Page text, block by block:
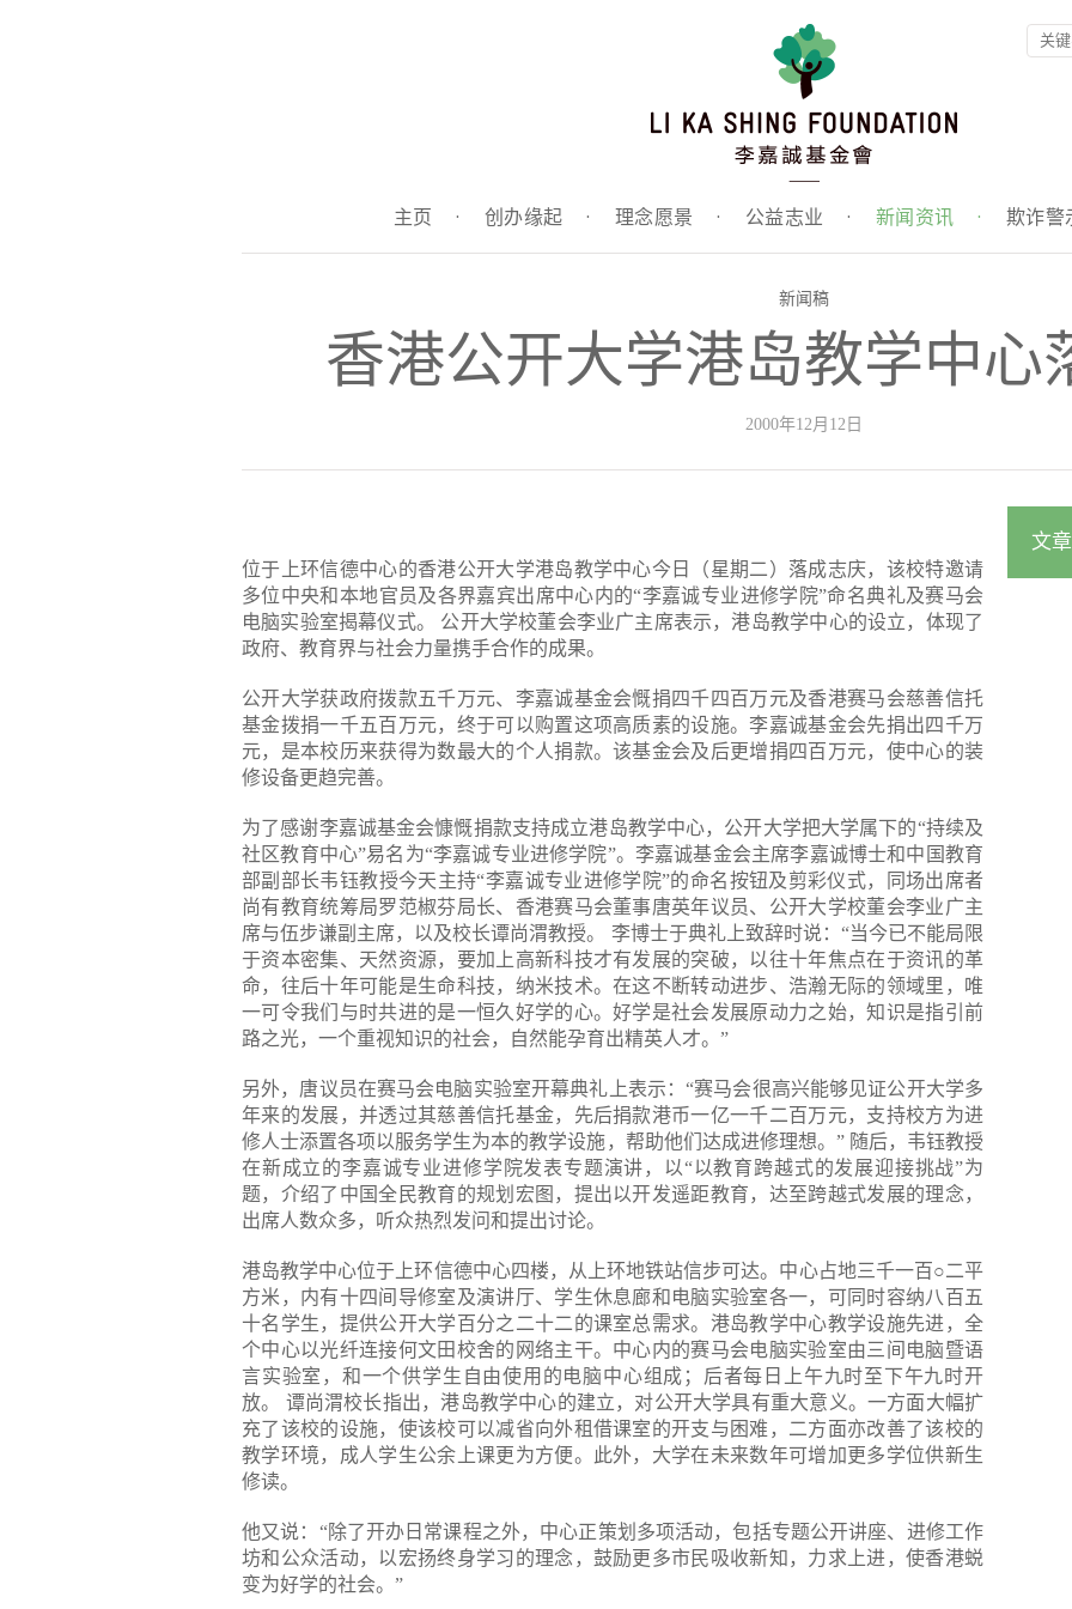
主页 · 创办缘起 · 理念愿景 · 公益志业 · 新闻资讯 · 欺诈警
新闻稿
香港公开大学港岛教学中心
2000年12月12日
位于上环信德中心的香港公开大学港岛教学中心今日（星期二）落成志庆，该校特邀请
多位中央和本地官员及各界嘉宾出席中心内的“李嘉诚专业进修学院”命名典礼及赛马会
电脑实验室揭幕仪式。 公开大学校董会李业广主席表示，港岛教学中心的设立，体现了
政府、教育界与社会力量携手合作的成果。
公开大学获政府拨款五千万元、李嘉诚基金会慨捐四千四百万元及香港赛马会慈善信托
基金拨捐一千五百万元，终于可以购置这项高质素的设施。李嘉诚基金会先捐出四千万
元，是本校历来获得为数最大的个人捐款。该基金会及后更增捐四百万元，使中心的装
修设备更趋完善。
为了感谢李嘉诚基金会慷慨捐款支持成立港岛教学中心，公开大学把大学属下的“持续及
社区教育中心”易名为“李嘉诚专业进修学院”。李嘉诚基金会主席李嘉诚博士和中国教育
部副部长韦钰教授今天主持“李嘉诚专业进修学院”的命名按钮及剪彩仪式，同场出席者
尚有教育统筹局罗范椒芬局长、香港赛马会董事唐英年议员、公开大学校董会李业广主
席与伍步谦副主席，以及校长谭尚渭教授。 李博士于典礼上致辞时说：“当今已不能局限
于资本密集、天然资源，要加上高新科技才有发展的突破，以往十年焦点在于资讯的革
命，往后十年可能是生命科技，纳米技术。在这不断转动进步、浩瀚无际的领域里，唯
一可令我们与时共进的是一恒久好学的心。好学是社会发展原动力之始，知识是指引前
路之光，一个重视知识的社会，自然能孕育出精英人才。”
另外，唐议员在赛马会电脑实验室开幕典礼上表示：“赛马会很高兴能够见证公开大学多
年来的发展，并透过其慈善信托基金，先后捐款港币一亿一千二百万元，支持校方为进
修人士添置各项以服务学生为本的教学设施，帮助他们达成进修理想。” 随后，韦钰教授
在新成立的李嘉诚专业进修学院发表专题演讲，以“以教育跨越式的发展迎接挑战”为
题，介绍了中国全民教育的规划宏图，提出以开发遥距教育，达至跨越式发展的理念，
出席人数众多，听众热烈发问和提出讨论。
港岛教学中心位于上环信德中心四楼，从上环地铁站信步可达。中心占地三千一百○二平
方米，内有十四间导修室及演讲厅、学生休息廊和电脑实验室各一，可同时容纳八百五
十名学生，提供公开大学百分之二十二的课室总需求。港岛教学中心教学设施先进，全
个中心以光纤连接何文田校舍的网络主干。中心内的赛马会电脑实验室由三间电脑暨语
言实验室，和一个供学生自由使用的电脑中心组成；后者每日上午九时至下午九时开
放。 谭尚渭校长指出，港岛教学中心的建立，对公开大学具有重大意义。一方面大幅扩
充了该校的设施，使该校可以减省向外租借课室的开支与困难，二方面亦改善了该校的
教学环境，成人学生公余上课更为方便。此外，大学在未来数年可增加更多学位供新生
修读。
他又说：“除了开办日常课程之外，中心正策划多项活动，包括专题公开讲座、进修工作
坊和公众活动，以宏扬终身学习的理念，鼓励更多市民吸收新知，力求上进，使香港蜕
变为好学的社会。”
文